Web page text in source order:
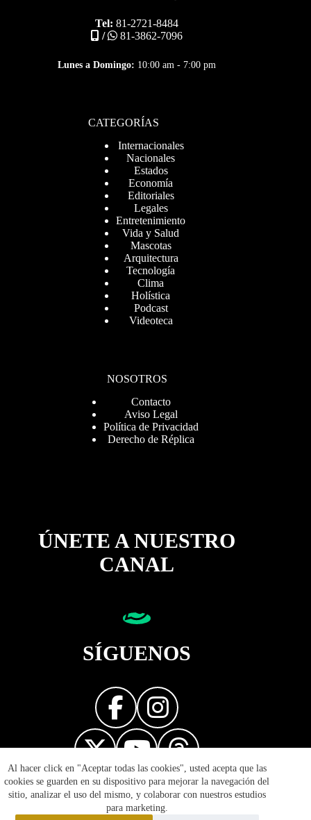
Al hacer click en "Aceptar todas las cookies", usted acepta que las
cookies se guarden en su dispositivo para mejorar la navegación del
sitio, analizar el uso del mismo, y colaborar con nuestros estudios
para marketing.
Tel: 81-2721-8484
/
81-3862-7096
Lunes a Domingo: 10:00 am - 7:00 pm
CATEGORÍAS
Internacionales
Nacionales
Estados
Economía
Editoriales
Legales
Entretenimiento
Vida y Salud
Mascotas
Arquitectura
Tecnología
Clima
Holística
Podcast
Videoteca
NOSOTROS
Contacto
Aviso Legal
Política de Privacidad
Derecho de Réplica
ÚNETE A NUESTRO
CANAL
SÍGUENOS
Diseñador web